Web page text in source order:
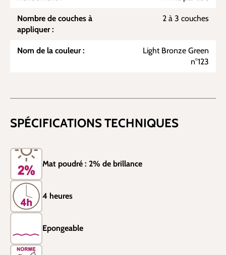
Nombre de couches à
appliquer :
2 à 3 couches
Nom de la couleur :
Light Bronze Green
n°123
SPÉCIFICATIONS TECHNIQUES
Mat poudré : 2% de brillance
4 heures
Epongeable